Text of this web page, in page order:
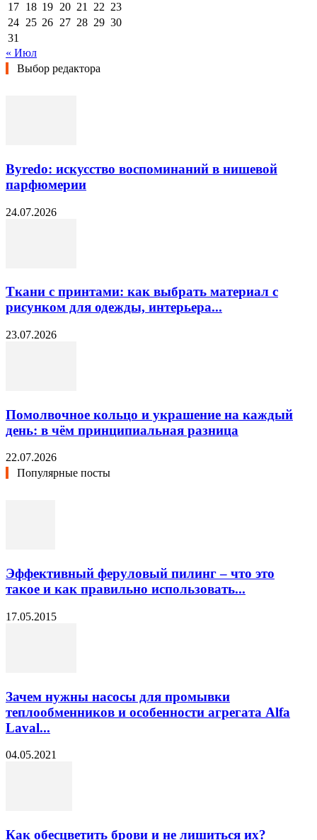
17 18 19 20 21 22 23
24 25 26 27 28 29 30
31
« Июл
Выбор редактора
Byredo: искусство воспоминаний в нишевой
парфюмерии
24.07.2026
Ткани с принтами: как выбрать материал с
рисунком для одежды, интерьера...
23.07.2026
Помолвочное кольцо и украшение на каждый
день: в чём принципиальная разница
22.07.2026
Популярные посты
Эффективный феруловый пилинг – что это
такое и как правильно использовать...
17.05.2015
Зачем нужны насосы для промывки
теплообменников и особенности агрегата Alfa
Laval...
04.05.2021
Как обесцветить брови и не лишиться их?